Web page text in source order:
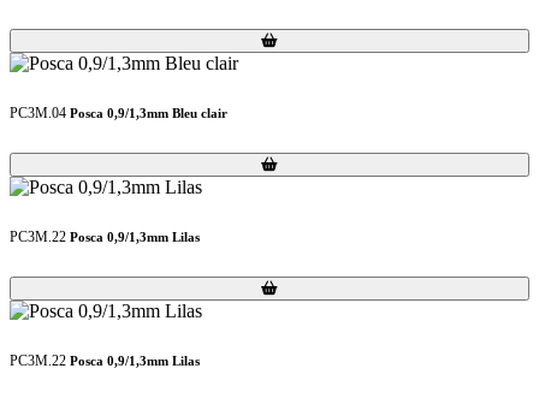
Loading...
Loading...
PC3M.04 Posca 0,9/1,3mm Bleu clair
Loading...
Loading...
PC3M.22 Posca 0,9/1,3mm Lilas
Loading...
Loading...
PC3M.22 Posca 0,9/1,3mm Lilas